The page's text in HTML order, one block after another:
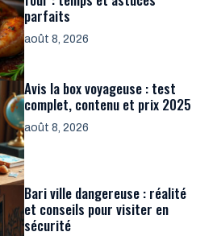
parfaits
août 8, 2026
Avis la box voyageuse : test
complet, contenu et prix 2025
août 8, 2026
Bari ville dangereuse : réalité
et conseils pour visiter en
sécurité